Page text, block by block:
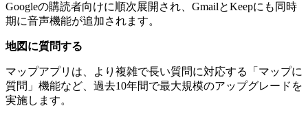
Googleの購読者向けに順次展開され、GmailとKeepにも同時
期に音声機能が追加されます。
地図に質問する
マップアプリは、より複雑で長い質問に対応する「マップに
質問」機能など、過去10年間で最大規模のアップグレードを
実施します。